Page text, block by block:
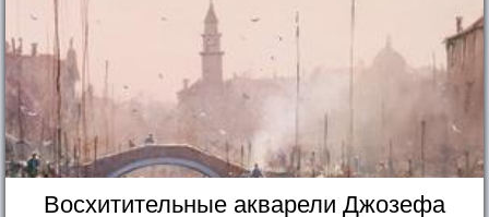
Восхитительные акварели Джозефа